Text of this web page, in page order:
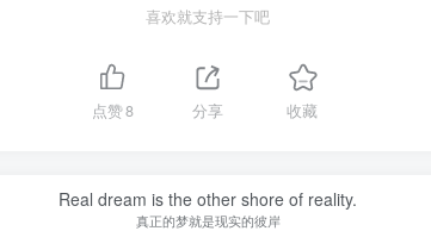
喜欢就支持一下吧
点赞8 分享 收藏
sacrifices you make today will pay dividends in the future.
今天的牺牲和努力未来都会有回报